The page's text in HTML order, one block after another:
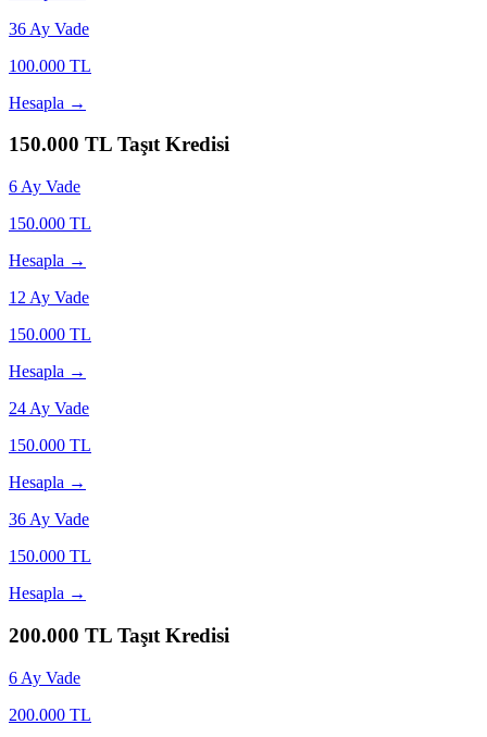
36 Ay Vade
100.000 TL
Hesapla →
150.000 TL Taşıt Kredisi
6 Ay Vade
150.000 TL
Hesapla →
12 Ay Vade
150.000 TL
Hesapla →
24 Ay Vade
150.000 TL
Hesapla →
36 Ay Vade
150.000 TL
Hesapla →
200.000 TL Taşıt Kredisi
6 Ay Vade
200.000 TL